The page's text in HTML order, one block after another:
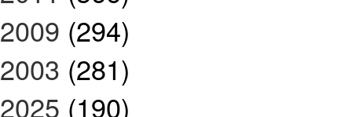
2009 (294)
2003 (281)
2025 (190)